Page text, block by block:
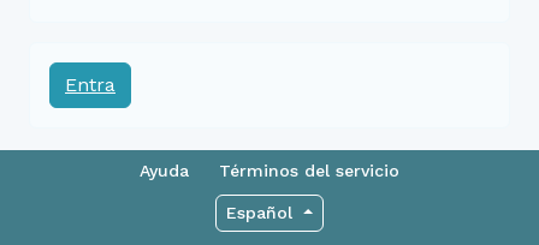
Entra
Ayuda Términos del servicio
Español